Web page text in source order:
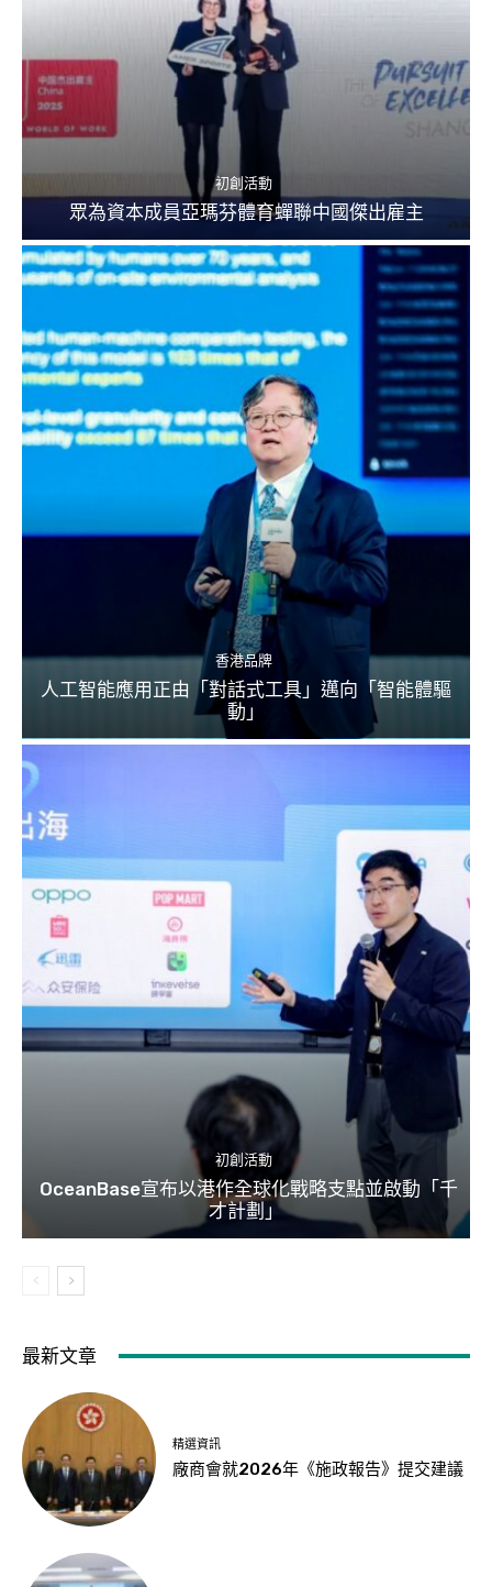
初創活動
眾為資本成員亞瑪芬體育蟬聯中國傑出雇主
香港品牌
人工智能應用正由「對話式工具」邁向「智能體驅
動」
初創活動
OceanBase宣布以港作全球化戰略支點並啟動「千
才計劃」
最新文章
精選資訊
廠商會就2026年《施政報告》提交建議